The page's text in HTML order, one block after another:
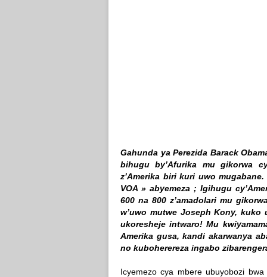
Gahunda ya Perezida Barack
bihugu by’Afurika mu gikorwa
z’Amerika biri kuri uwo
VOA » abyemeza ; Igihugu
600 na 800 z’amadolari mu
w’uwo mutwe Joseph Kony,
ukoresheje intwaro! Mu
Amerika gusa, kandi akarwanya
no kuboherereza ingabo
Icyemezo cya mbere ubuyobozi